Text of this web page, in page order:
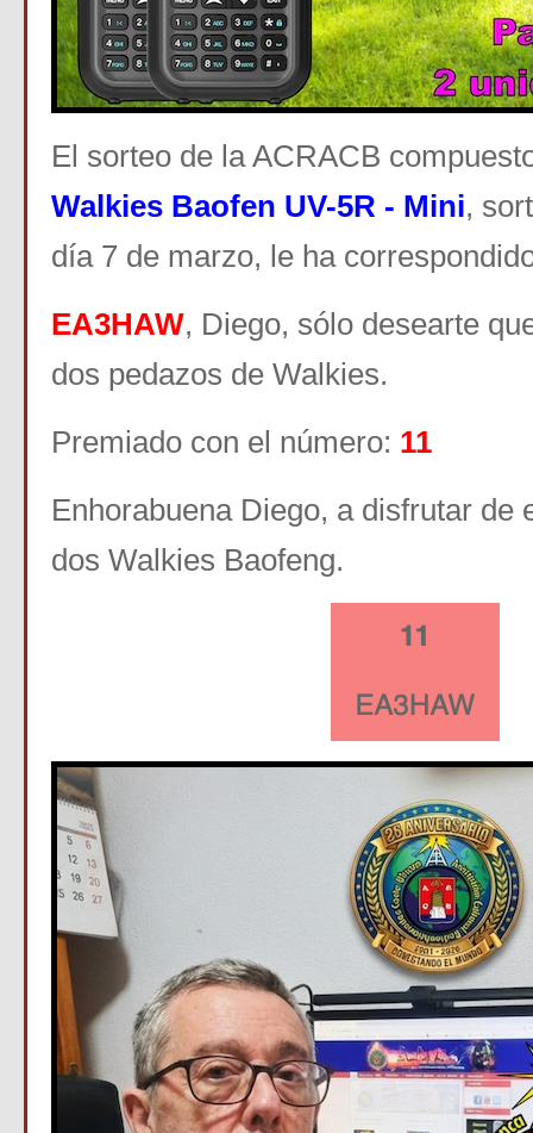
El sorteo de la ACRACB
Walkies Baofen UV-5R - Mini,
día 7 de marzo, le ha
EA3HAW, Diego, sólo desearte
dos pedazos de Walkies.
Premiado con el número: 11
Enhorabuena Diego, a disfrutar de
dos Walkies Baofeng.